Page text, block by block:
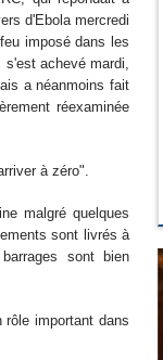
d'Ebola mercredi
imposé dans les
achevé mardi,
a néanmoins fait
réexaminée
à zéro".
malgré quelques
sont livrés à
sont bien
rôle important dans